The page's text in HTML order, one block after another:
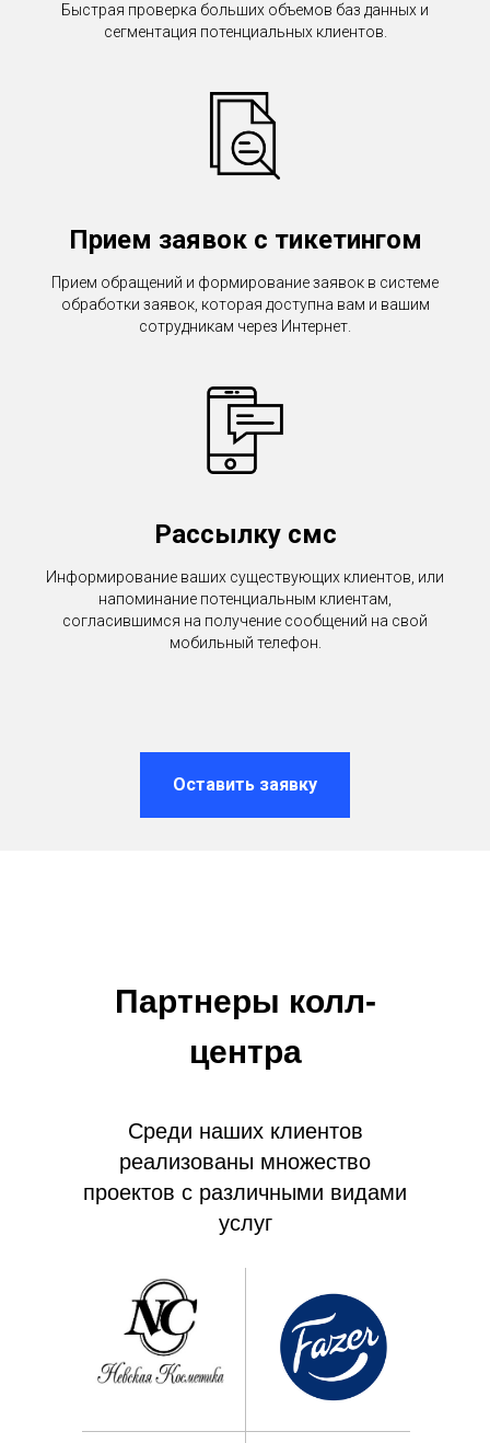
Быстрая проверка больших объемов баз данных и
сегментация потенциальных клиентов.
Прием заявок с тикетингом
Прием обращений и формирование заявок в системе
обработки заявок, которая доступна вам и вашим
сотрудникам через Интернет.
Рассылку смс
Информирование ваших существующих клиентов, или
напоминание потенциальным клиентам,
согласившимся на получение сообщений на свой
мобильный телефон.
Оставить заявку
Партнеры колл-
центра
Среди наших клиентов
реализованы множество
проектов с различными видами
услуг